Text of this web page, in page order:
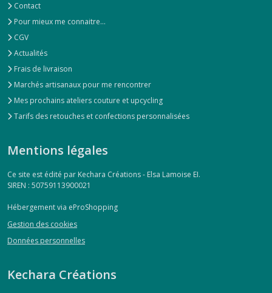
Contact
Pour mieux me connaitre...
CGV
Actualités
Frais de livraison
Marchés artisanaux pour me rencontrer
Mes prochains ateliers couture et upcycling
Tarifs des retouches et confections personnalisées
Mentions légales
Ce site est édité par Kechara Créations - Elsa Lamoise EI.
SIREN : 50759113900021
Hébergement via eProShopping
Gestion des cookies
Données personnelles
Kechara Créations